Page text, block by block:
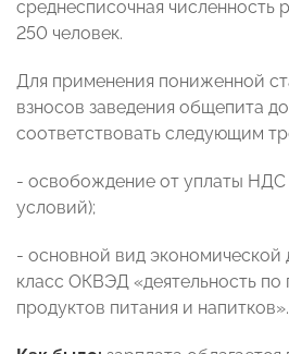
среднесписочная численность
250 человек.
Для применения пониженной
взносов заведения общепита
соответствовать следующим
- освобождение от уплаты
условий);
- основной вид экономической
класс ОКВЭД «деятельность
продуктов питания и напитков».